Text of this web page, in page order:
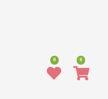
0
0